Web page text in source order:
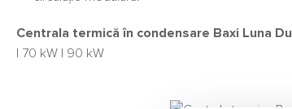
Centrala termică în condensare Baxi Luna
70 kW| 90 kW